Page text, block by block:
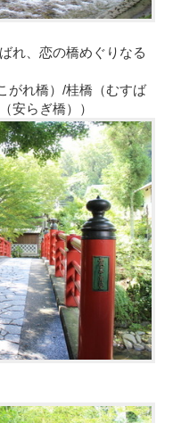
れ、恋の橋めぐりなる
がれ橋）/桂橋（むすば
安らぎ橋））